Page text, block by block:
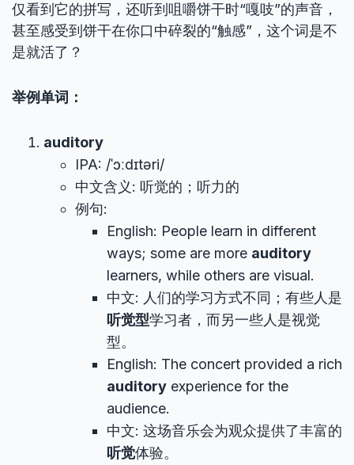
仅看到它的拼写，还听到咀嚼饼干时“嘎吱”的声音，
甚至感受到饼干在你口中碎裂的“触感”，这个词是不
是就活了？
举例单词：
auditory
IPA: /ˈɔːdɪtəri/
中文含义: 听觉的；听力的
例句:
English: People learn in different
ways; some are more auditory
learners, while others are visual.
中文: 人们的学习方式不同；有些人是
听觉型学习者，而另一些人是视觉
型。
English: The concert provided a rich
auditory experience for the
audience.
中文: 这场音乐会为观众提供了丰富的
听觉体验。